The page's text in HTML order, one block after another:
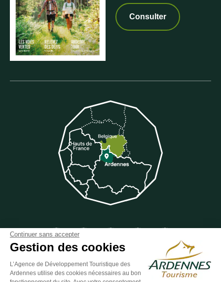
Consulter
Suivez-nous sur Facebook
ESPACE GROUPES ESPACE PRESSE ESPACE PRO
Continuer sans accepter
Gestion des cookies
L’Agence de Développement Touristique des
Ardennes utilise des cookies nécessaires au bon